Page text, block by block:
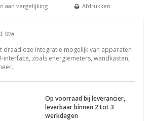
aan vergelijking
Afdrukken
btw
draadloze integratie mogelijk van apparaten
interface, zoals energiemeters, wandkasten,
Op voorraad bij leverancier,
leverbaar binnen 2 tot 3
werkdagen